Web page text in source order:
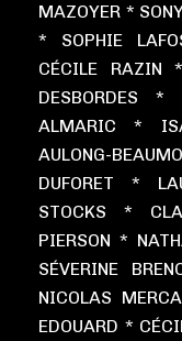
MAZOYER *
* SOPHIE
CÉCILE RAZIN
DESBORDES *
ALMARIC *
AULONG-
DUFORET *
STOCKS *
PIERSON *
SÉVERINE
NICOLAS
EDOUARD *